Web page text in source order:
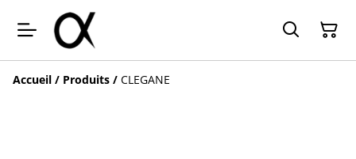
Accueil / Produits / CLEGANE